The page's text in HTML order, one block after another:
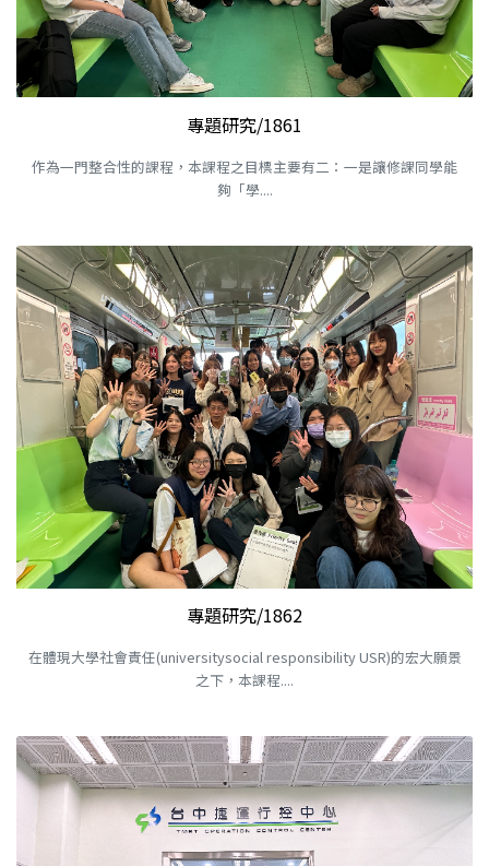
專題研究/1861
作為一門整合性的課程，本課程之目標主要有二：一是讓修課同學能
夠「學....
專題研究/1862
在體現大學社會責任(universitysocial responsibility USR)的宏大願景
之下，本課程....